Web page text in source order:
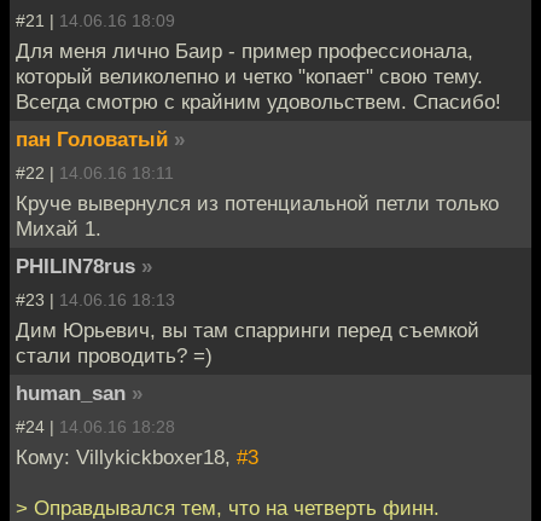
#21 | 14.06.16 18:09
Для меня лично Баир - пример профессионала,
который великолепно и четко "копает" свою тему.
Всегда смотрю с крайним удовольствем. Спасибо!
пан Головатый »
#22 | 14.06.16 18:11
Круче вывернулся из потенциальной петли только
Михай 1.
PHILIN78rus »
#23 | 14.06.16 18:13
Дим Юрьевич, вы там спарринги перед съемкой
стали проводить? =)
human_san »
#24 | 14.06.16 18:28
Кому: Villykickboxer18, #3
> Оправдывался тем, что на четверть финн.